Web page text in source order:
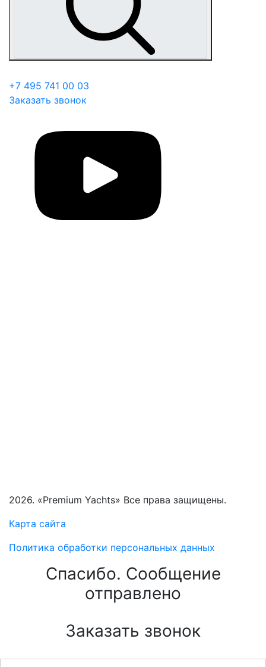
+7 495 741 00 03
Заказать звонок
2026. «Premium Yachts» Все права защищены.
Карта сайта
Политика обработки персональных данных
Спасибо. Сообщение
отправлено
Заказать звонок